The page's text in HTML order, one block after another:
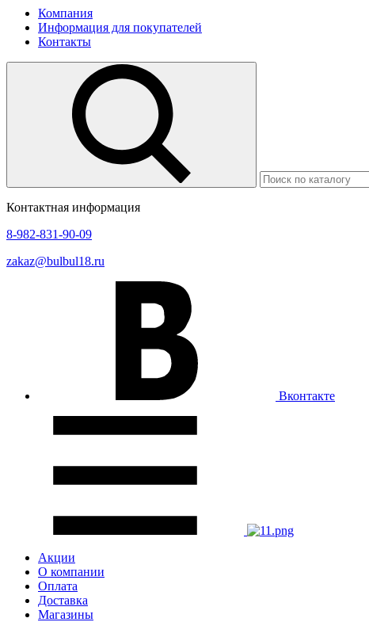
Компания
Информация для покупателей
Контакты
Контактная информация
8-982-831-90-09
zakaz@bulbul18.ru
Вконтакте
Акции
О компании
Оплата
Доставка
Магазины